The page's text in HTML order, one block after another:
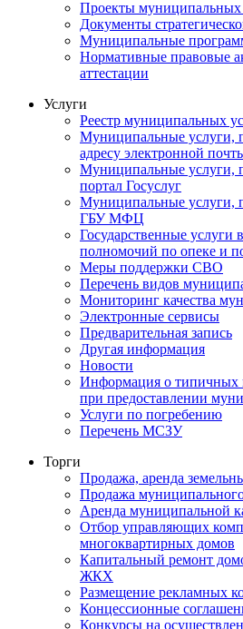
Проекты муниципальных
Документы
Муниципальные
Нормативные правовые
аттестации
Услуги
Реестр муниципальных
Муниципальные услуги,
адресу электронной
Муниципальные услуги,
портал Госуслуг
Муниципальные услуги,
ГБУ МФЦ
Государственные услуги
полномочий по опеке и
Меры поддержки СВО
Перечень видов
Мониторинг качества
Электронные сервисы
Предварительная запись
Другая информация
Новости
Информация о типичных
при предоставлении
Услуги по погребению
Перечень МСЗУ
Торги
Продажа, аренда
Продажа
Аренда муниципальной
Отбор управляющих
многоквартирных домов
Капитальный ремонт
ЖКХ
Размещение рекламных
Концессионные
Конкурсы на